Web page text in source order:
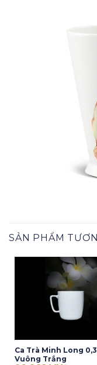
SẢN PHẨM
Ca Trà Minh Long
Vuông Trắng